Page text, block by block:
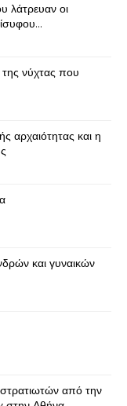
λάτρευαν οι
νύχτας που
αρχαιότητας και η
και γυναικών
στρατιωτών από την